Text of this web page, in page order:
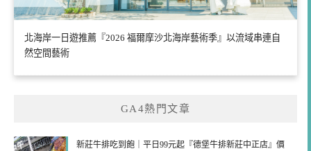
北海岸一日遊推薦『2026 福爾摩沙北海岸藝術季』以流域串連自
然空間藝術
GA4熱門文章
新莊牛排吃到飽｜平日99元起『德堡牛排新莊中正店』價